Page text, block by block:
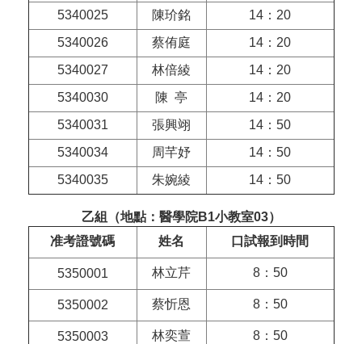
5340025
陳玠銘
14：20
5340026
蔡侑庭
14：20
5340027
林倍綾
14：20
5340030
陳 亭
14：20
5340031
張興翊
14：50
5340034
周芊妤
14：50
5340035
朱婉綾 14：50
乙組（地點：醫學院B1小教室03）
准考證號碼
姓名 口試報到時間
5350001 林立芹 8：50
5350002 蔡忻恩 8：50
5350003 林奕萱 8：50